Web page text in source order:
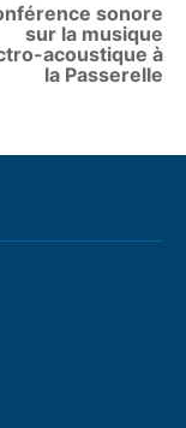
sonore
sur la musique
acoustique à
la Passerelle